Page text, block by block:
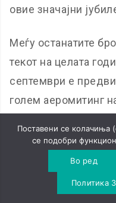
овие значајни
Меѓу останатите
текот на целата
септември е
голем аеромитинг
реномирани
учесници од
области, кој ќе
доживување од
Поставени се колачиња
се подобри
Во ред
Политика